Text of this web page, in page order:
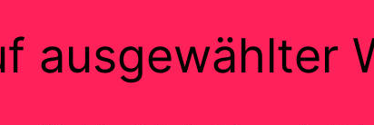
ausgewählter